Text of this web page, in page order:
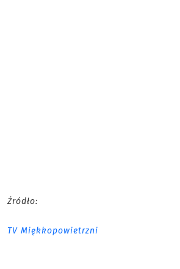
Źródło:
TV Miękkopowietrzni